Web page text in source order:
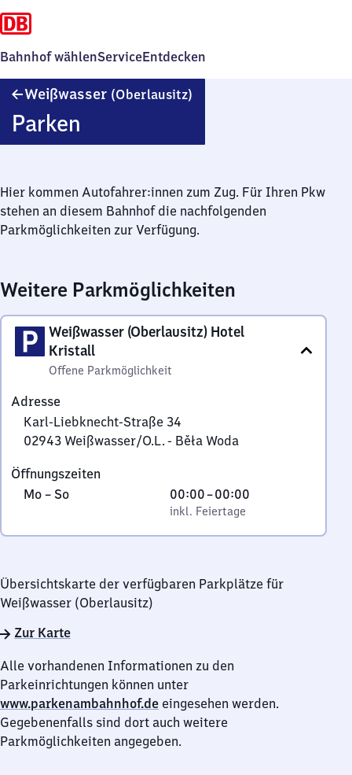
Bahnhof wählenServiceEntdecken
Weißwasser (Oberlausitz)
Parken
Hier kommen Autofahrer:innen zum Zug. Für Ihren Pkw
stehen an diesem Bahnhof die nachfolgenden
Parkmöglichkeiten zur Verfügung.
Weitere Parkmöglichkeiten
Weißwasser (Oberlausitz) Hotel
Kristall
Offene Parkmöglichkeit
Adresse
Karl-Liebknecht-Straße 34
02943 Weißwasser/O.L. - Běła Woda
Liebknecht-
Straße
0
4
3
Weißwasser/O.L.
Běła
Woda
Öffnungszeiten
Montag
Sonntag
Mo – So,
00:00–00:00
Von
0
Uhr
Uhr
inkl. Feiertage
Übersichtskarte der verfügbaren Parkplätze für
Weißwasser (Oberlausitz)
Zur Karte
Alle vorhandenen Informationen zu den
Parkeinrichtungen können unter
www.parkenambahnhof.de eingesehen werden.
Gegebenenfalls sind dort auch weitere
Parkmöglichkeiten angegeben.